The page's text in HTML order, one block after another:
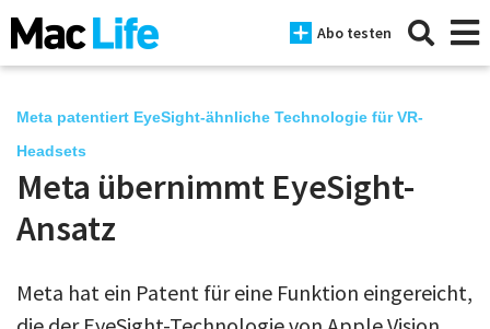
Abo testen
News
iPhone
iPad
Meta patentiert EyeSight-ähnliche Technologie für VR-
Headsets
Meta übernimmt EyeSight-
Ansatz
Meta hat ein Patent für eine Funktion eingereicht,